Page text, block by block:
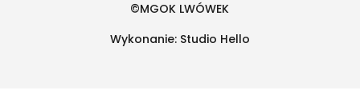
©MGOK LWÓWEK
Wykonanie: Studio Hello